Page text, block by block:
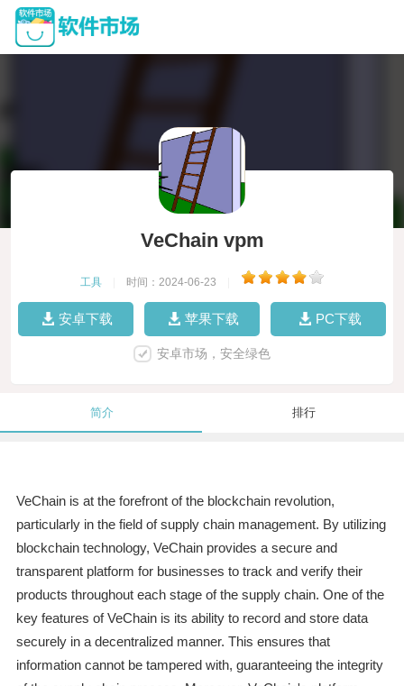
VeChain vpm
工具 时间：2024-06-23
安卓下载 苹果下载 PC下载
安卓市场，安全绿色
简介 排行
VeChain is at the forefront of the blockchain revolution,
particularly in the field of supply chain management. By utilizing
blockchain technology, VeChain provides a secure and
transparent platform for businesses to track and verify their
products throughout each stage of the supply chain. One of the
key features of VeChain is its ability to record and store data
securely in a decentralized manner. This ensures that
information cannot be tampered with, guaranteeing the integrity